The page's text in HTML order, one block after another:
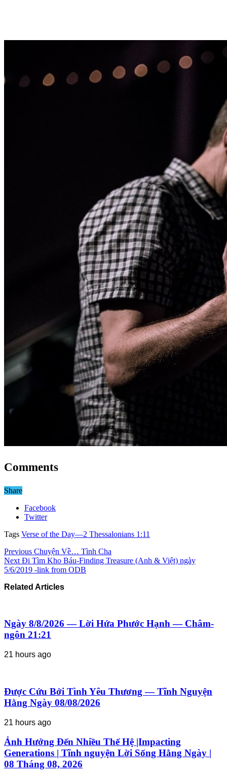
Comments
Share
Facebook
Twitter
Tags Verse of the Day—2 Thessalonians 1:11
Previous Chuyện Về… Tình Cha
Next Đi Tìm Kho Báu-Finding Treasure (Anh & Việt) ngày
5/6/2019 -link from ODB
Related Articles
Ngày 8/8/2026 — Lời Hứa Phước Hạnh — Châm-
ngôn 21:21
21 hours ago
Được Cứu Bởi Tình Yêu Thương — Tĩnh Nguyện
Hằng Ngày 08/08/2026
21 hours ago
Ảnh Hưởng Đến Nhiều Thế Hệ |Impacting
Generations | Tĩnh nguyện Lời Sống Hằng Ngày |
08 Tháng 08, 2026